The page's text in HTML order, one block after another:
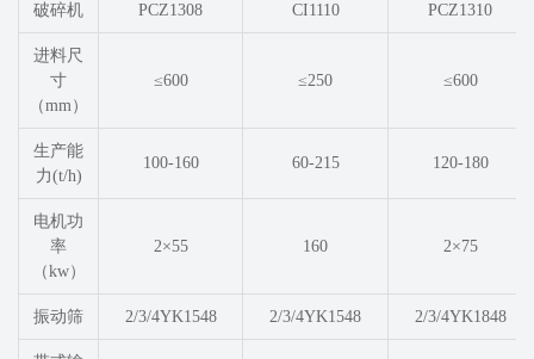
破碎机 PCZ1308 CI1110 PCZ1310
进料尺
⼨
（mm）
≤600 ≤250 ≤600
生产能
力(t/h)
100-160 60-215 120-180
电机功
率
（kw）
2×55 160 2×75
振动筛 2/3/4YK1548 2/3/4YK1548 2/3/4YK1848